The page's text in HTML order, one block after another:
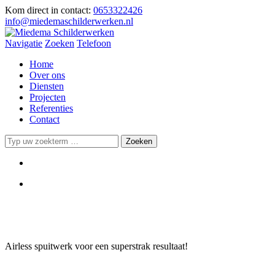
Kom direct in contact: 0653322426
info@miedemaschilderwerken.nl
Navigatie Zoeken Telefoon
Home
Over ons
Diensten
Projecten
Referenties
Contact
Airless spuitwerk voor een superstrak resultaat!